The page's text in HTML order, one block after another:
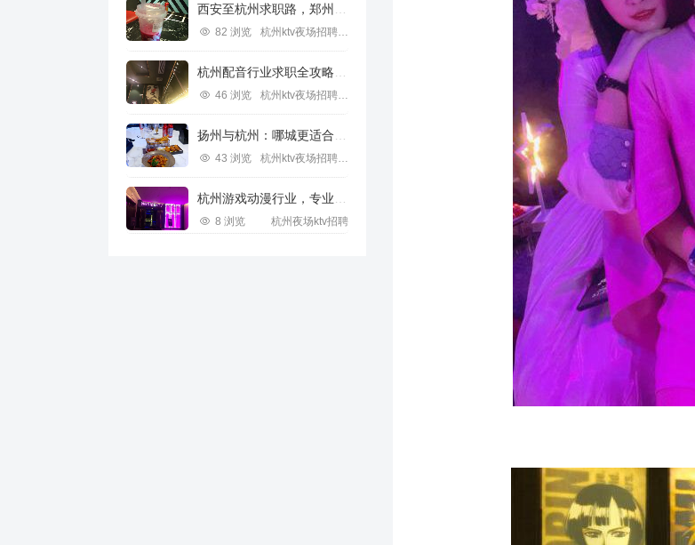
82 浏览 杭州ktv夜场招聘信息
46 浏览 杭州ktv夜场招聘信息
43 浏览 杭州ktv夜场招聘信息
8 浏览 杭州夜场ktv招聘